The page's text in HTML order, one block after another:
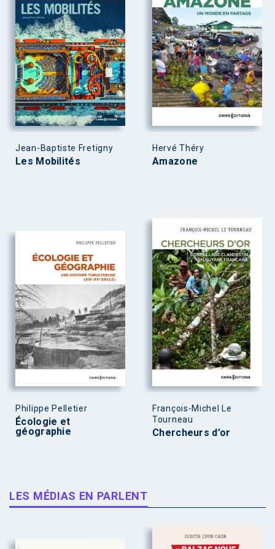
Jean-Baptiste Fretigny
Les Mobilités
Hervé Théry
Amazone
Philippe Pelletier
Écologie et
géographie
François-Michel Le
Tourneau
Chercheurs d’or
LES MÉDIAS EN PARLENT